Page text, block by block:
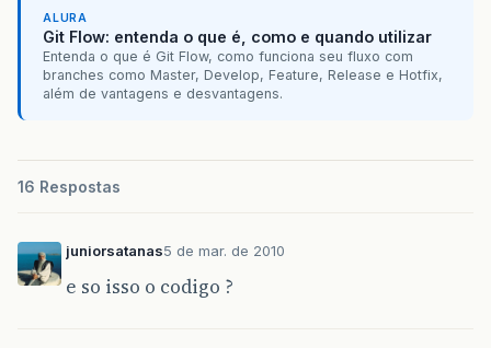
ALURA
Git Flow: entenda o que é, como e quando utilizar
Entenda o que é Git Flow, como funciona seu fluxo com
branches como Master, Develop, Feature, Release e Hotfix,
além de vantagens e desvantagens.
16 Respostas
juniorsatanas5 de mar. de 2010
e so isso o codigo ?